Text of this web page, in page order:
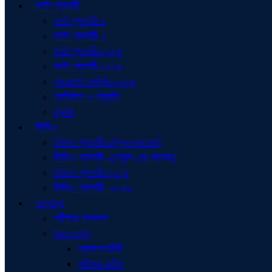
ফটো গ্যালারী
ফটো গ্যালারী-১
ফটো গ্যালারী-২
ফটো গ্যালারী-২০২৫
ফটো গ্যালারী-২০২৬
বৃক্ষরোপণ কর্মসূচি-২০২৬
প্রতিষ্ঠান ও প্রকৃতি
ট্রেনিং
ভিডিও
ভিডিও গ্যালারী-১(স্কুল-কলেজ)
ভিডিও গ্যালারী-২(স্কুল এন্ড কলেজ)
ভিডিও গ্যালারী-২০২৫
ভিডিও গ্যালারী- ২০২৬
অন্যান্য
পরীক্ষার ফলাফল
সকল তথ্য
প্রজ্ঞাপন/চিঠি
পরীক্ষার রুটিন